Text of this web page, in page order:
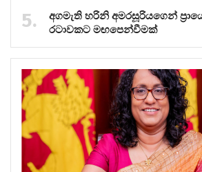
අගමැති හරිනි අමරසූරියගෙන්
රටාවකට මඟපෙන්වීමක්